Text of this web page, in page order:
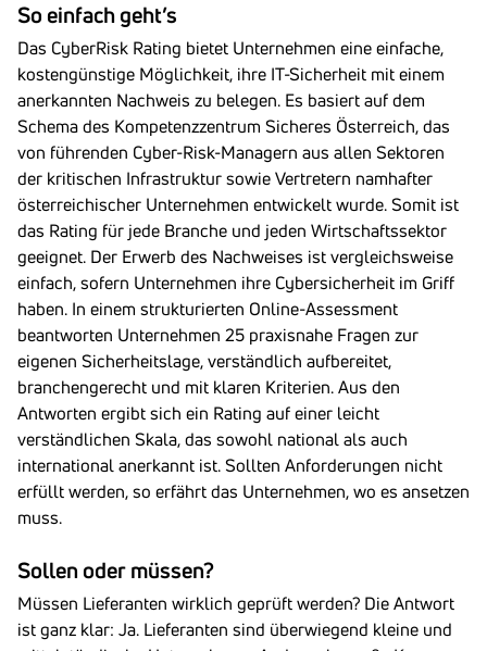
So einfach geht’s
Das CyberRisk Rating bietet Unternehmen eine einfache,
kostengünstige Möglichkeit, ihre IT-Sicherheit mit einem
anerkannten Nachweis zu belegen. Es basiert auf dem
Schema des Kompetenzzentrum Sicheres Österreich, das
von führenden Cyber-Risk-Managern aus allen Sektoren
der kritischen Infrastruktur sowie Vertretern namhafter
österreichischer Unternehmen entwickelt wurde. Somit ist
das Rating für jede Branche und jeden Wirtschaftssektor
geeignet. Der Erwerb des Nachweises ist vergleichsweise
einfach, sofern Unternehmen ihre Cybersicherheit im Griff
haben. In einem strukturierten Online-Assessment
beantworten Unternehmen 25 praxisnahe Fragen zur
eigenen Sicherheitslage, verständlich aufbereitet,
branchengerecht und mit klaren Kriterien. Aus den
Antworten ergibt sich ein Rating auf einer leicht
verständlichen Skala, das sowohl national als auch
international anerkannt ist. Sollten Anforderungen nicht
erfüllt werden, so erfährt das Unternehmen, wo es ansetzen
muss.
Sollen oder müssen?
Müssen Lieferanten wirklich geprüft werden? Die Antwort
ist ganz klar: Ja. Lieferanten sind überwiegend kleine und